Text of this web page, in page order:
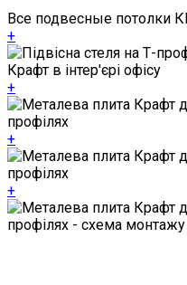
Все подвесные потолки
+
+
+
+